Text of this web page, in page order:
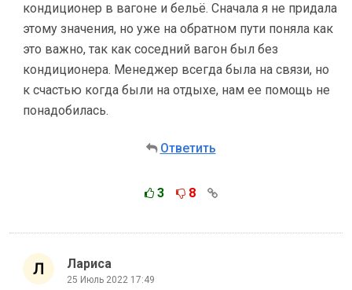
кондиционер в вагоне и бельё. Сначала я не придала
этому значения, но уже на обратном пути поняла как
это важно, так как соседний вагон был без
кондиционера. Менеджер всегда была на связи, но
к счастью когда были на отдыхе, нам ее помощь не
понадобилась.
Ответить
3 8
Лариса
25 Июль 2022 17:49